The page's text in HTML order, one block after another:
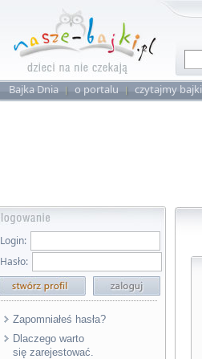
Bajka Dnia o portalu czytajmy bajki
Login:
Hasło:
Zapomniałeś hasła?
Dlaczego warto
się zarejestować.